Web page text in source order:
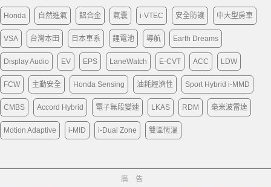
Honda 自然進氣 鋁合金 氣囊 i-VTEC 安全防護 中大型房車
VSA 台灣本田 日本車系 鋰電池 導航 Earth Dreams
Display Audio EV EPS LaneWatch E-CVT ACC LDW
FCW 主動安全 Honda Sensing 油耗經濟性 Sport Hybrid i-MMD
CMBS Accord Hybrid 電子無段變速 LKAS RDM 毫米波雷達
Motion Adaptive i-MID i-Dual Zone 雙區恆溫
廣告